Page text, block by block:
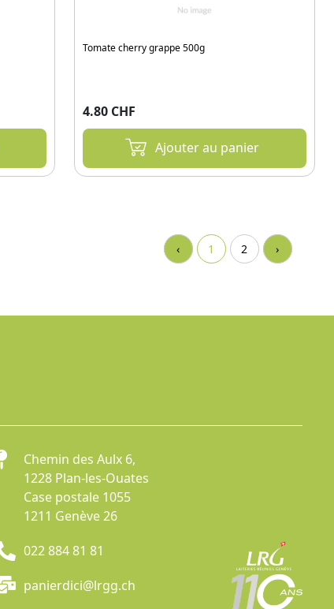
Tomate cherry grappe 500g
4.80 CHF
Ajouter au panier
‹ 1 2 ›
Chemin des Aulx 6,
1228 Plan-les-Ouates
Case postale 1055
1211 Genève 26
022 884 81 81
panierdici@lrgg.ch